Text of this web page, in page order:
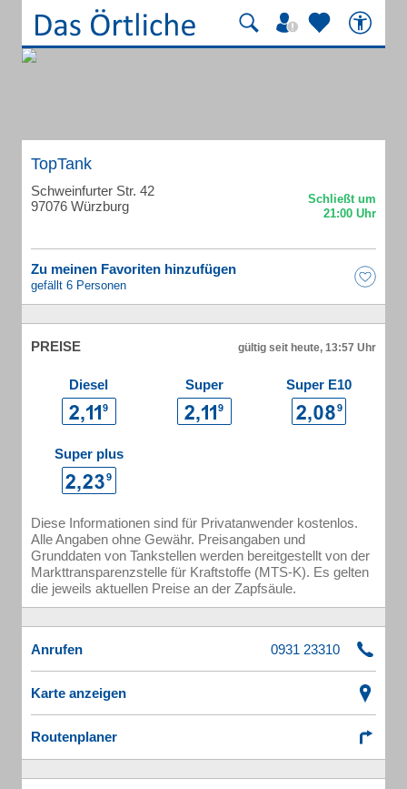
TopTank
Schweinfurter Str. 42
97076 Würzburg
Zu meinen Favoriten hinzufügen
gefällt 6 Personen
PREISE gültig seit heute, 13:57 Uhr
Diesel Super Super E10
Super plus
Diese Informationen sind für Privatanwender kostenlos.
Alle Angaben ohne Gewähr. Preisangaben und
Grunddaten von Tankstellen werden bereitgestellt von der
Markttransparenzstelle für Kraftstoffe (MTS-K). Es gelten
die jeweils aktuellen Preise an der Zapfsäule.
Anrufen
Karte anzeigen
Routenplaner